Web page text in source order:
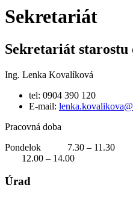
Sekretariát
Sekretariát starostu
Ing. Lenka Kovalíková
tel: 0904 390 120
E-mail:
Pracovná doba
Pondelok 7.30 –
12.00 – 14.00
Úrad